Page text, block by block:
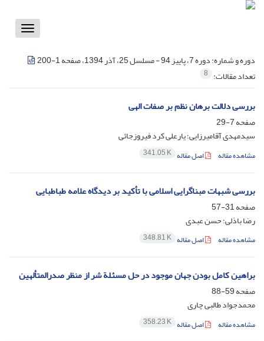
Toggle
دوره و شماره:دوره 7، پاییز 94 - مسلسل 25، آذر 1394، صفحه 1-200
تعداد مقالات: 8
بررسی دلالت برهان نظم بر صفات الهی
صفحه7-29
سیدمهدی آقامیرزایی؛ یار‌علی کرد فیروزجائی
مشاهده مقاله اصل مقاله 341.05 K
بررسی شبهات مبناگرایی اسلامی با تأکید بر دیدگاه علامه طباطبایی
صفحه31-57
رضا باذلی؛ حسن عبدی
مشاهده مقاله اصل مقاله 348.81 K
براهین کامل بودن جهان موجود در حل مسئلة شر از منظر صدرالمتألهین
صفحه59-88
محمدجواد طالبی چاری
مشاهده مقاله اصل مقاله 358.23 K